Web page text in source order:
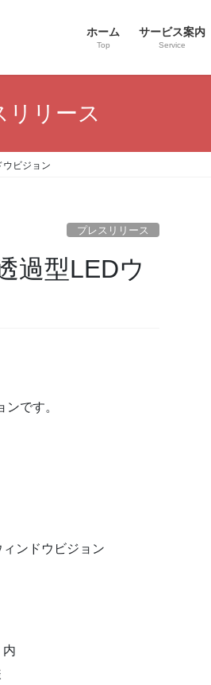
ホーム
Top
サービス案内
Service
リリース
ウビジョン
プレスリリース
過型LEDウ
です。
ンドウビジョン